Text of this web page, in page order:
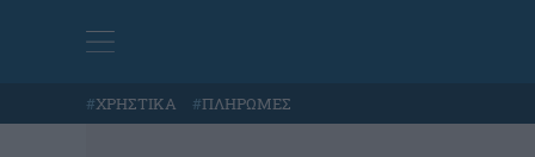
#ΧΡΗΣΤΙΚΑ #ΠΛΗΡΩΜΕΣ